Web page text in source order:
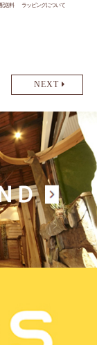
送料
ラッピングについて